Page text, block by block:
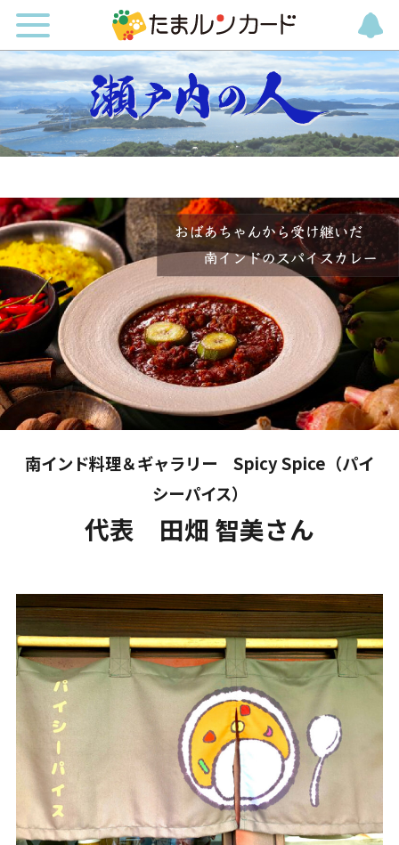
南インド料理＆ギャラリー Spicy Spice（パイ
シーパイス）
代表 田畑 智美さん